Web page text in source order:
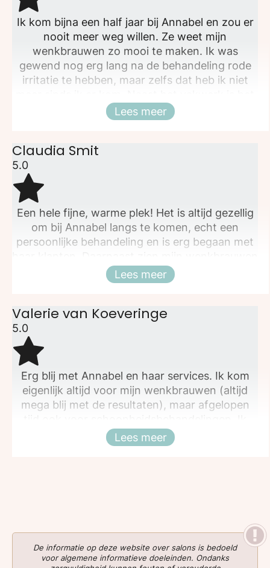
Ik kom bijna een half jaar bij Annabel en zou er
nooit meer weg willen. Ze weet mijn
wenkbrauwen zo mooi te maken. Ik was
gewend nog erg lang na de behandeling rode
irritatie te hebben, maar zelfs dat heb ik niet
ook nog eens gezellig om langs te komen. Tot
snel weer!
Sluiten
Lees meer
Claudia Smit
5.0
Een hele fijne, warme plek! Het is altijd gezellig
om bij Annabel langs te komen, echt een
persoonlijke behandeling en is erg begaan met
er prachtig uit 🥰 De lash-lift is overigens ook
een dikke aanrader!
Sluiten
Lees meer
Valerie van Koeveringe
5.0
Erg blij met Annabel en haar services. Ik kom
eigenlijk altijd voor mijn wenkbrauwen (altijd
mega blij met de resultaten), maar afgelopen
knap er enorm van op en langskomen is altijd
echt een cadeautje.
Sluiten
Lees meer
De informatie op deze website over salons is bedoeld
voor algemene informatieve doeleinden. Ondanks